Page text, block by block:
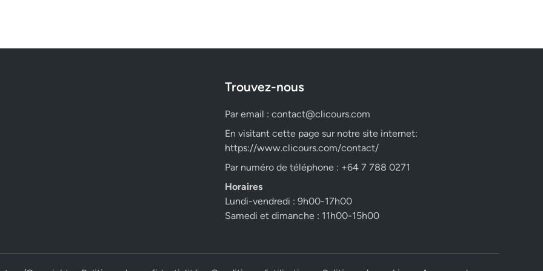
Trouvez-nous
Par email : contact@clicours.com
En visitant cette page sur notre site internet:
https://www.clicours.com/contact/
Par numéro de téléphone : +64 7 788 0271
Horaires
Lundi-vendredi : 9h00-17h00
Samedi et dimanche : 11h00-15h00